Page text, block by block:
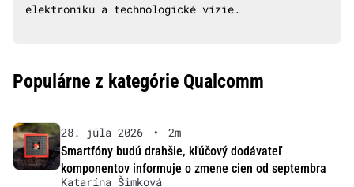
elektroniku a technologické vízie.
Populárne z kategórie Qualcomm
28. júla 2026 •
2m
Smartfóny budú drahšie, kľúčový dodávateľ
komponentov informuje o zmene cien od septembra
Katarína Šimková